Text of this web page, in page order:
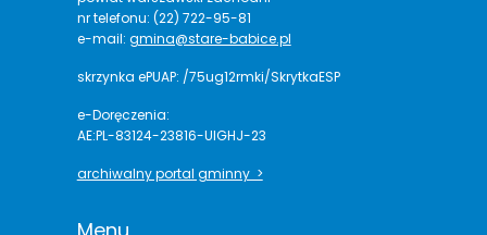
nr telefonu: (22) 722-95-81
e-mail: gmina@stare-babice.pl
skrzynka ePUAP: /75ug12rmki/SkrytkaESP
e-Doręczenia:
AE:PL-83124-23816-UIGHJ-23
archiwalny portal gminny >